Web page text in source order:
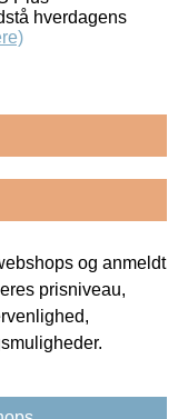
hverdagens
og anmeldt
prisniveau,